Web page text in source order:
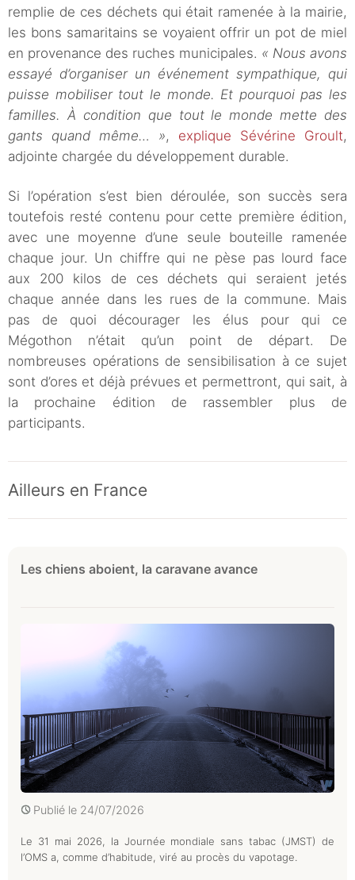
remplie de ces déchets qui était ramenée à la mairie,
les bons samaritains se voyaient offrir un pot de miel
en provenance des ruches municipales. « Nous avons
essayé d’organiser un événement sympathique, qui
puisse mobiliser tout le monde. Et pourquoi pas les
familles. À condition que tout le monde mette des
gants quand même… », explique Sévérine Groult,
adjointe chargée du développement durable.
Si l’opération s’est bien déroulée, son succès sera
toutefois resté contenu pour cette première édition,
avec une moyenne d’une seule bouteille ramenée
chaque jour. Un chiffre qui ne pèse pas lourd face
aux 200 kilos de ces déchets qui seraient jetés
chaque année dans les rues de la commune. Mais
pas de quoi décourager les élus pour qui ce
Mégothon n’était qu’un point de départ. De
nombreuses opérations de sensibilisation à ce sujet
sont d’ores et déjà prévues et permettront, qui sait, à
la prochaine édition de rassembler plus de
participants.
Ailleurs en France
Les chiens aboient, la caravane avance
Publié le 24/07/2026
Le 31 mai 2026, la Journée mondiale sans tabac (JMST) de
l’OMS a, comme d’habitude, viré au procès du vapotage.